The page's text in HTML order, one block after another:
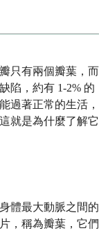
只有兩個瓣葉，而
陷，約有 1-2% 的
過著正常的生活，
就是為什麼了解它
體最大動脈之間的
，稱為瓣葉，它們